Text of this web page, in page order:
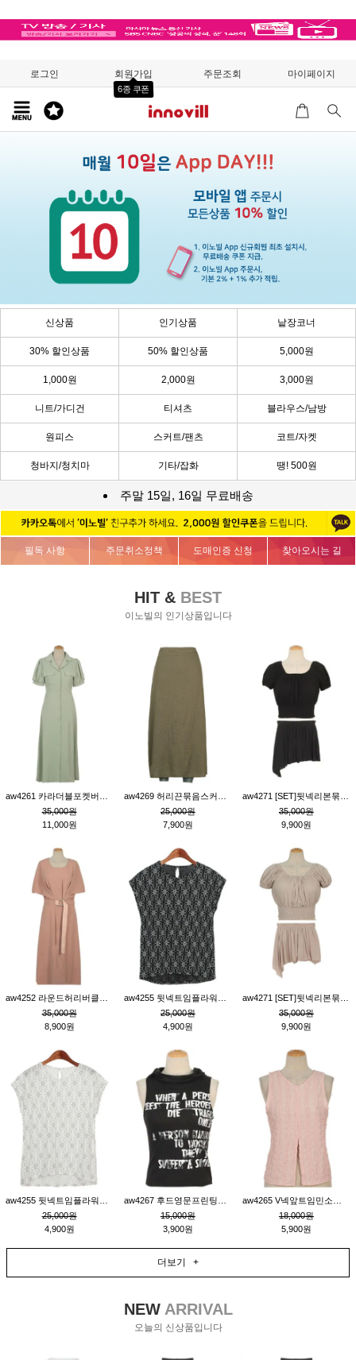
로그인 회원가입
6종 쿠폰
주문조회 마이페이지
신상품 인기상품 낱장코너
30% 할인상품 50% 할인상품 5,000원
1,000원 2,000원 3,000원
니트/가디건 티셔츠 블라우스/남방
원피스 스커트/팬츠 코트/자켓
청바지/청치마 기타/잡화 땡! 500원
주말 15일, 16일 무료배송
필독 사항 주문취소정책 도매인증 신청 찾아오시는 길
HIT & BEST
이노빌의 인기상품입니다
35,000원
11,000원
25,000원
7,900원
35,000원
9,900원
35,000원
8,900원
25,000원
4,900원
35,000원
9,900원
25,000원
4,900원
15,000원
3,900원
18,000원
5,900원
더보기 +
NEWARRIVAL
오늘의 신상품입니다